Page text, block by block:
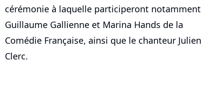
cérémonie à laquelle participeront notamment
Guillaume Gallienne et Marina Hands de la
Comédie Française, ainsi que le chanteur Julien
Clerc.